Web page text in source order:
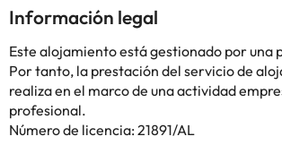
sitios para comer de las inmediaciones y
tradicionales portugueses y la gastronomía local. Al otro lado
río Mondego, a 1 km, se encuentra el
a-Nova y el parque Portugal dos Pequenitos,
algunos de los lugares de interés más famosos
acceso a la autopista A31 se encuentra a 3
mientras que el aeropuerto internacional de
km.
Información legal
Este alojamiento está gestionado por una
Por tanto, la prestación del servicio de
realiza en el marco de una actividad
profesional.
Número de licencia: 21891/AL